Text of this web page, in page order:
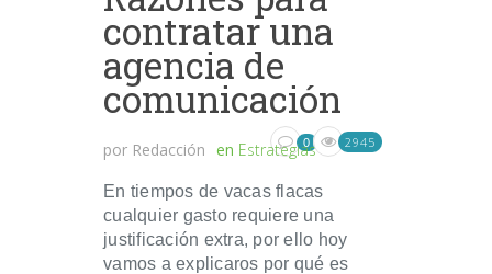
contratar una
agencia de
comunicación
por Redacción en Estrategias
0 2945
En tiempos de vacas flacas
cualquier gasto requiere una
justificación extra, por ello hoy
vamos a explicaros por qué es